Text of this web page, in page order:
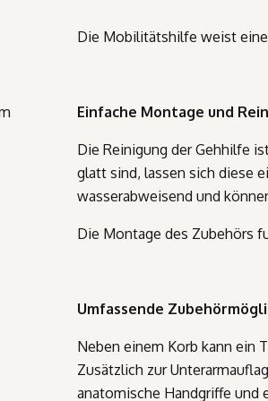
Die Mobilitätshilfe weist
Einfache Montage und
Die Reinigung der Gehhilfe
glatt sind, lassen sich diese
wasserabweisend und
Die Montage des Zubehörs
Umfassende
Neben einem Korb kann ein
Zusätzlich zur
anatomische Handgriffe und